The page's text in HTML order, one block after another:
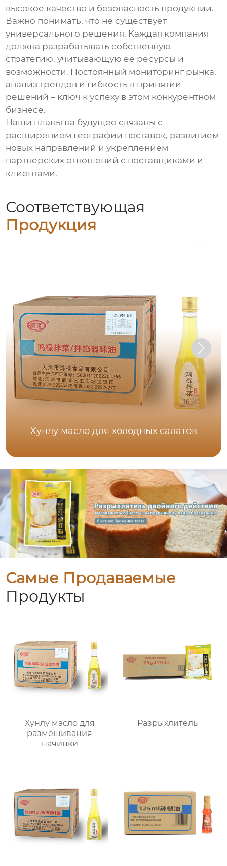
высокое качество и безопасность продукции.
Важно понимать, что не существует
универсального решения. Каждая компания
должна разрабатывать собственную
стратегию, учитывающую ее ресурсы и
возможности. Постоянный мониторинг рынка,
анализ трендов и гибкость в принятии
решений – ключ к успеху в этом конкурентном
бизнесе.
Наши планы на будущее связаны с
расширением географии поставок, развитием
новых направлений и укреплением
партнерских отношений с поставщиками и
клиентами.
Соответствующая
Продукция
Хунлу масло для холодных салатов
Самые Продаваемые
Продукты
Хунлу масло для
размешивания
начинки
Разрыхлитель